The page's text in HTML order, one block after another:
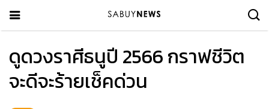
ดูดวงราศีธนูปี 2566 กราฟชีวิต
จะดีจะร้ายเช็คด่วน